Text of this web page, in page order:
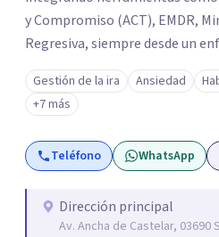
y Compromiso (ACT), EMDR,
Regresiva, siempre desde un
respetuoso y adaptado a cada
acompaño procesos de
del alma orientados al trabajo
sentido, el autoconocimiento y
objetivo es ayudar a las
necesarios para vivir con
Gestión de la ira Ansiedad
+7 más
Teléfono WhatsApp
Dirección principal
Av. Ancha de Castelar, 03690